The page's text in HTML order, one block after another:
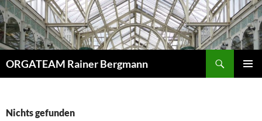
Zum
Inhalt
springen
ORGATEAM Rainer Bergmann
Nichts gefunden